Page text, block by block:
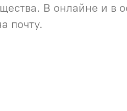
В онлайне и
почту.